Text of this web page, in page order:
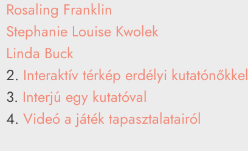
Rosaling Franklin
Stephanie Louise Kwolek
Linda Buck
2. Interaktív térkép erdélyi kutatónőkkel
3. Interjú egy kutatóval
4. Videó a játék tapasztalatairól